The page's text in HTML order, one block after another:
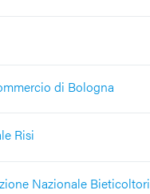
di Bologna
Risi
Nazionale Bieticoltori